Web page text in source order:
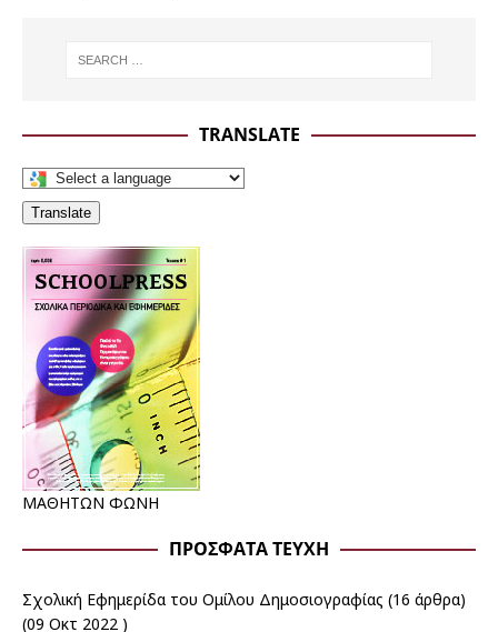
TRANSLATE
Translate
ΜΑΘΗΤΩΝ ΦΩΝΗ
ΠΡΌΣΦΑΤΑ ΤΕΎΧΗ
Σχολική Εφημερίδα του Ομίλου Δημοσιογραφίας (16 άρθρα)
(09 Οκτ 2022 )